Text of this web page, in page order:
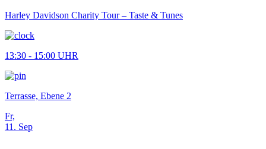
Harley Davidson Charity Tour – Taste & Tunes
13:30 - 15:00 UHR
Terrasse, Ebene 2
Fr,
11. Sep